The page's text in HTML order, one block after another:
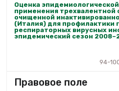
Оценка
применения трехвалентной
очищенной
(Италия) для профилактики
респираторных вирусных
эпидемический сезон
94-
Правовое поле